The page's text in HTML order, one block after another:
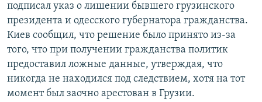
подписал указ о лишении бывшего грузинского
президента и одесского губернатора гражданства.
Киев сообщил, что решение было принято из-за
того, что при получении гражданства политик
предоставил ложные данные, утверждая, что
никогда не находился под следствием, хотя на тот
момент был заочно арестован в Грузии.